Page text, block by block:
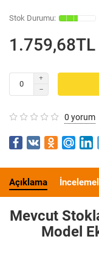
1.759,68TL
0 yorum
Açıklama
Mevcut
Model